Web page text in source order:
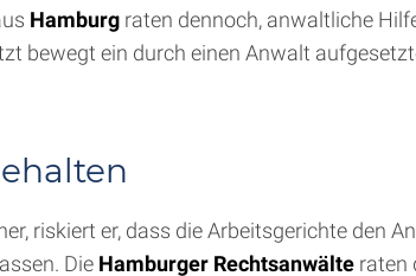
Hamburg raten dennoch, anwaltliche
bewegt ein durch einen Anwalt
riskiert er, dass die Arbeitsgerichte den
Die Hamburger Rechtsanwälte raten